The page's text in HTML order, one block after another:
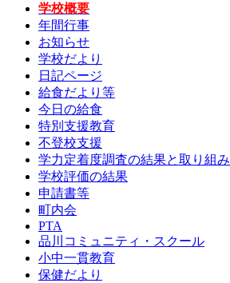
学校概要
年間行事
お知らせ
学校だより
日記ページ
給食だより等
今日の給食
特別支援教育
不登校支援
学力定着度調査の結果と取り組み
学校評価の結果
申請書等
町内会
PTA
品川コミュニティ・スクール
小中一貫教育
保健だより